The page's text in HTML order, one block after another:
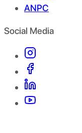
ANPC
Social Media